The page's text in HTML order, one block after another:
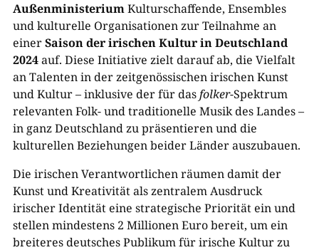
AußenministeriumKulturschaffende, Ensembles
und kulturelle Organisationen zur Teilnahme an
einerSaison der irischen Kultur in Deutschland
2024auf. Diese Initiative zielt darauf ab, die Vielfalt
an Talenten in der zeitgenössischen irischen Kunst
und Kultur – inklusive der für dasfolker-Spektrum
relevanten Folk- und traditionelle Musik des Landes –
in ganz Deutschland zu präsentieren und die
kulturellen Beziehungen beider Länder auszubauen.
Die irischen Verantwortlichen räumen damit der
Kunst und Kreativität als zentralem Ausdruck
irischer Identität eine strategische Priorität ein und
stellen mindestens 2 Millionen Euro bereit, um ein
breiteres deutsches Publikum für irische Kultur zu